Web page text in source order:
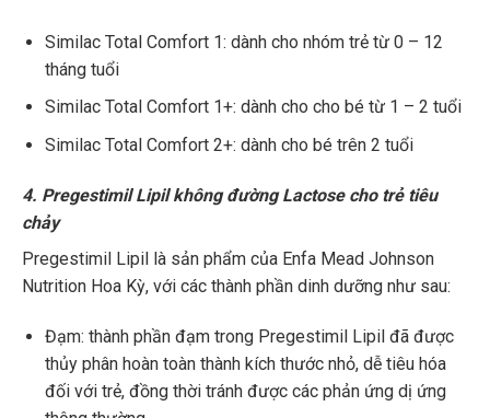
Similac Total Comfort 1: dành cho nhóm trẻ từ 0 – 12
tháng tuổi
Similac Total Comfort 1+: dành cho cho bé từ 1 – 2 tuổi
Similac Total Comfort 2+: dành cho bé trên 2 tuổi
4. Pregestimil Lipil không đường Lactose cho trẻ tiêu
chảy
Pregestimil Lipil là sản phẩm của Enfa Mead Johnson
Nutrition Hoa Kỳ, với các thành phần dinh dưỡng như sau:
Đạm: thành phần đạm trong Pregestimil Lipil đã được
thủy phân hoàn toàn thành kích thước nhỏ, dễ tiêu hóa
đối với trẻ, đồng thời tránh được các phản ứng dị ứng